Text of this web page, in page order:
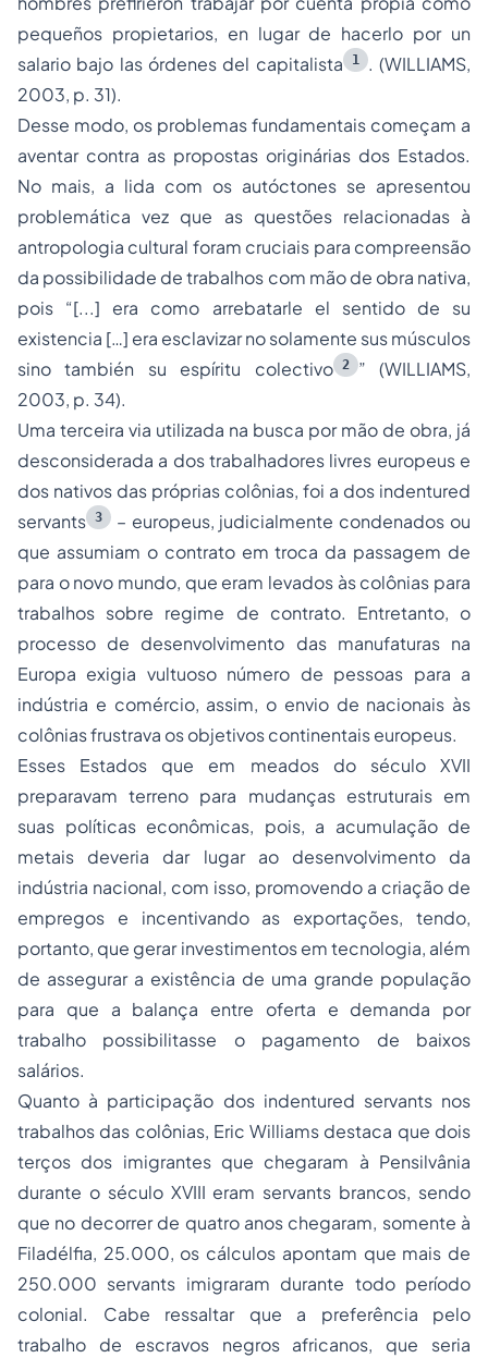
pequeños propietarios, en lugar de hacerlo por un
salario bajo las órdenes del capitalista
1 . (WILLIAMS,
2003, p. 31).
Desse modo, os problemas fundamentais começam a
aventar contra as propostas originárias dos Estados.
No mais, a lida com os autóctones se apresentou
problemática vez que as questões relacionadas à
antropologia cultural foram cruciais para compreensão
da possibilidade de trabalhos com mão de obra nativa,
pois “[...] era como arrebatarle el sentido de su
existencia […] era esclavizar no solamente sus músculos
sino también su espíritu colectivo 2 ” (WILLIAMS,
2003, p. 34).
Uma terceira via utilizada na busca por mão de obra, já
desconsiderada a dos trabalhadores livres europeus e
dos nativos das próprias colônias, foi a dos indentured
servants 3
– europeus, judicialmente condenados ou
que assumiam o contrato em troca da passagem de
para o novo mundo, que eram levados às colônias para
trabalhos sobre regime de contrato. Entretanto, o
processo de desenvolvimento das manufaturas na
Europa exigia vultuoso número de pessoas para a
indústria e comércio, assim, o envio de nacionais às
colônias frustrava os objetivos continentais europeus.
Esses Estados que em meados do século XVII
preparavam terreno para mudanças estruturais em
suas políticas econômicas, pois, a acumulação de
metais deveria dar lugar ao desenvolvimento da
indústria nacional, com isso, promovendo a criação de
empregos e incentivando as exportações, tendo,
portanto, que gerar investimentos em tecnologia, além
de assegurar a existência de uma grande população
para que a balança entre oferta e demanda por
trabalho possibilitasse o pagamento de baixos
salários.
Quanto à participação dos indentured servants nos
trabalhos das colônias, Eric Williams destaca que dois
terços dos imigrantes que chegaram à Pensilvânia
durante o século XVIII eram servants brancos, sendo
que no decorrer de quatro anos chegaram, somente à
Filadélfia, 25.000, os cálculos apontam que mais de
250.000 servants imigraram durante todo período
colonial. Cabe ressaltar que a preferência pelo
trabalho de escravos negros africanos, que seria